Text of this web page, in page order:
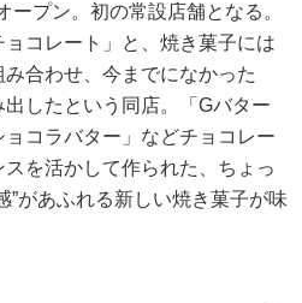
ープン。初の常設店舗となる。
コレート」と、焼き菓子には
合わせ、今までになかった
出したという同店。「Gバター
コラバター」などチョコレー
スを活かして作られた、ちょっ
”があふれる新しい焼き菓子が味